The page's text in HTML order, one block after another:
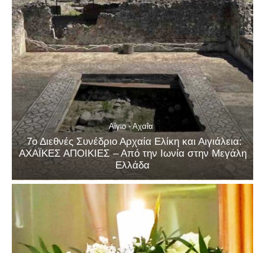
Αίγιο - Αχαΐα
7ο Διεθνές Συνέδριο Αρχαία Ελίκη και Αιγιάλεια:
ΑΧΑΪΚΕΣ ΑΠΟΙΚΙΕΣ – Από την Ιωνία στην Μεγάλη
Ελλάδα